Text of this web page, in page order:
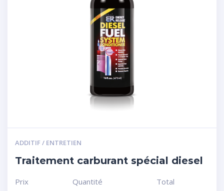
ADDITIF / ENTRETIEN
Traitement carburant spécial diesel
Prix
Quantité
Total